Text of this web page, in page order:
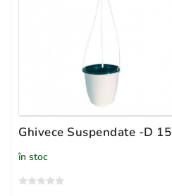
Ghivece Suspendate -D 15
în stoc